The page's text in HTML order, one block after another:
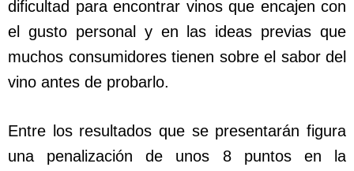
dificultad para encontrar vinos que encajen con
el gusto personal y en las ideas previas que
muchos consumidores tienen sobre el sabor del
vino antes de probarlo.
Entre los resultados que se presentarán figura
una penalización de unos 8 puntos en la